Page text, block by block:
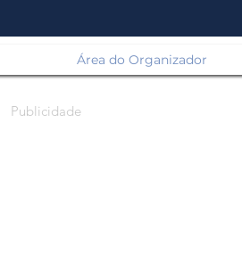
Área do Organizador
Publicidade